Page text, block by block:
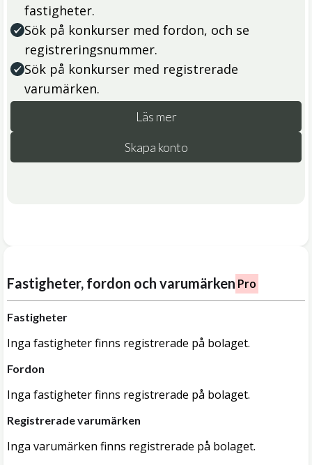
fastigheter.
Sök på konkurser med fordon, och se
registreringsnummer.
Sök på konkurser med registrerade
varumärken.
Läs mer
Skapa konto
Fastigheter, fordon och varumärken Pro
Fastigheter
Inga fastigheter finns registrerade på bolaget.
Fordon
Inga fastigheter finns registrerade på bolaget.
Registrerade varumärken
Inga varumärken finns registrerade på bolaget.